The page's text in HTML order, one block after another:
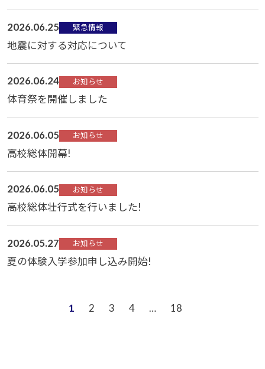
2026.06.25 緊急情報
地震に対する対応について
2026.06.24 お知らせ
体育祭を開催しました
2026.06.05 お知らせ
高校総体開幕!
2026.06.05 お知らせ
高校総体壮行式を行いました!
2026.05.27 お知らせ
夏の体験入学参加申し込み開始!
1 2 3 4 … 18